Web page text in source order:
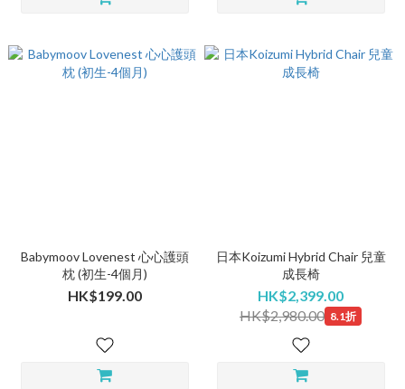
Babymoov Lovenest 心心護頭
枕 (初生-4個月)
HK$199.00
日本Koizumi Hybrid Chair 兒童
成長椅
HK$2,399.00
HK$2,980.00 8.1折